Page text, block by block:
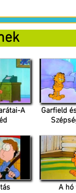
A
Garfield
A hó